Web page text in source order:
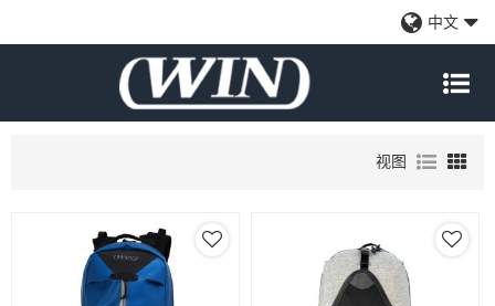
中文
该背包由优质抗撕裂和防水尼龙面料制成。在接缝处加工的棒料将提供
额外的强度和持久的性能。
视图